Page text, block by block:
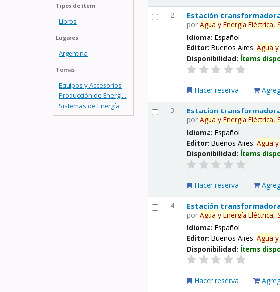
Tipos de ítem
Libros
Lugares
Argentina
Temas
Equipos y Accesorios
Producción de Energí...
Sistemas de Energía
2. Estación
porAgua y Energía Eléctrica,
Idioma:Español
Editor:Buenos Aires:Agua y
Disponibilidad: Ítems
Hacer reserva
3. Estacion
porAgua y Energía Eléctrica,
Idioma:Español
Editor:Buenos Aires:Agua y
Disponibilidad: Ítems
Hacer reserva
4. Estación
porAgua y Energía Eléctrica,
Idioma:Español
Editor:Buenos Aires:Agua y
Disponibilidad: Ítems
Hacer reserva